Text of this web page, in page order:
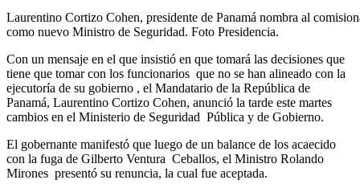
Laurentino Cortizo Cohen, presidente de Panamá nombra al
como nuevo Ministro de Seguridad. Foto Presidencia.
Con un mensaje en el que insistió en que tomará las decisiones que
tiene que tomar con los funcionarios que no se han alineado con la
ejecutoría de su gobierno , el Mandatario de la República de
Panamá, Laurentino Cortizo Cohen, anunció la tarde este martes
cambios en el Ministerio de Seguridad Pública y de Gobierno.
El gobernante manifestó que luego de un balance de los acaecido
con la fuga de Gilberto Ventura Ceballos, el Ministro Rolando
Mirones presentó su renuncia, la cual fue aceptada.